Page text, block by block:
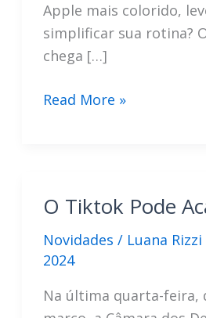
Apple mais colorido,
simplificar sua rotina?
chega […]
Notebook
Esperar
Do
MacBook
Read More »
O Tiktok Pode
Novidades / Luana Rizzi
2024
Na última quarta-feira,